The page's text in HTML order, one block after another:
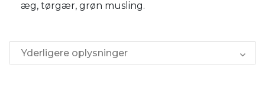
æg, tørgær, grøn musling.
Yderligere oplysninger